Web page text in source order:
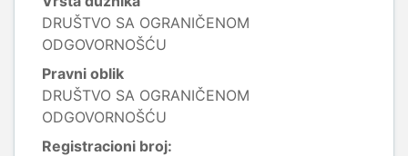
DRUŠTVO SA OGRANIČENOM
ODGOVORNOŠĆU
Pravni oblik
DRUŠTVO SA OGRANIČENOM
ODGOVORNOŠĆU
Registracioni broj: